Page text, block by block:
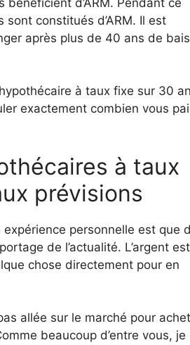
constitués d’ARM. Il est
après plus de 40 ans de
à taux fixe sur 30
exactement combien vous
à taux
prévisions
expérience personnelle est que
de l’actualité. L’argent
chose directement pour en
allée sur le marché pour
beaucoup d’entre vous, je